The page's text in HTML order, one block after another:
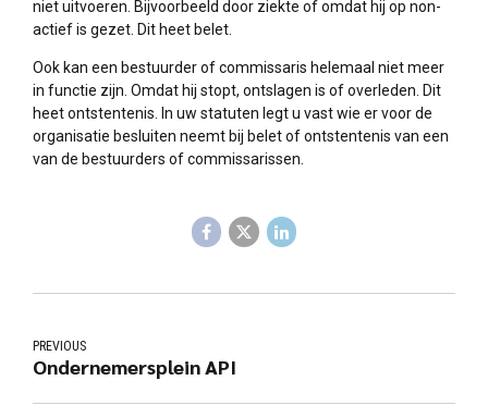
niet uitvoeren. Bijvoorbeeld door ziekte of omdat hij op non-
actief is gezet. Dit heet belet.
Ook kan een bestuurder of commissaris helemaal niet meer
in functie zijn. Omdat hij stopt, ontslagen is of overleden. Dit
heet ontstentenis. In uw statuten legt u vast wie er voor de
organisatie besluiten neemt bij belet of ontstentenis van een
van de bestuurders of commissarissen.
PREVIOUS
Ondernemersplein API